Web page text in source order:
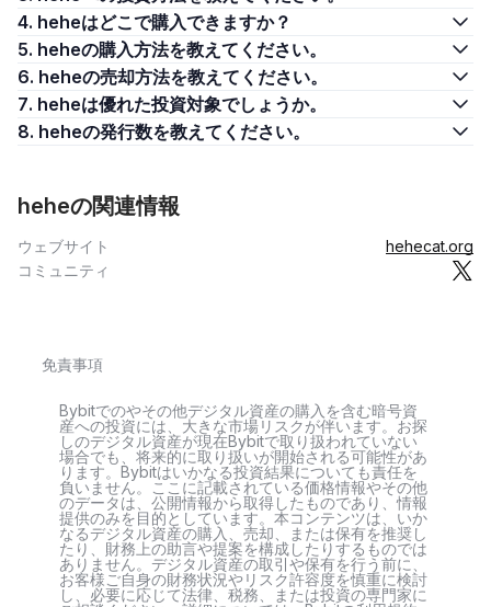
4. heheはどこで購入できますか？
5. heheの購入方法を教えてください。
6. heheの売却方法を教えてください。
7. heheは優れた投資対象でしょうか。
8. heheの発行数を教えてください。
heheの関連情報
ウェブサイト
hehecat.org
コミュニティ
免責事項
Bybitでのやその他デジタル資産の購入を含む暗号資
産への投資には、大きな市場リスクが伴います。お探
しのデジタル資産が現在Bybitで取り扱われていない
場合でも、将来的に取り扱いが開始される可能性があ
ります。Bybitはいかなる投資結果についても責任を
負いません。ここに記載されている価格情報やその他
のデータは、公開情報から取得したものであり、情報
提供のみを目的としています。本コンテンツは、いか
なるデジタル資産の購入、売却、または保有を推奨し
たり、財務上の助言や提案を構成したりするものでは
ありません。デジタル資産の取引や保有を行う前に、
お客様ご自身の財務状況やリスク許容度を慎重に検討
し、必要に応じて法律、税務、または投資の専門家に